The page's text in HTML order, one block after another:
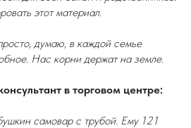
этот материал.
думаю, в каждой семье
Нас корни держат на земле.
в торговом центре:
самовар с трубой. Ему 121